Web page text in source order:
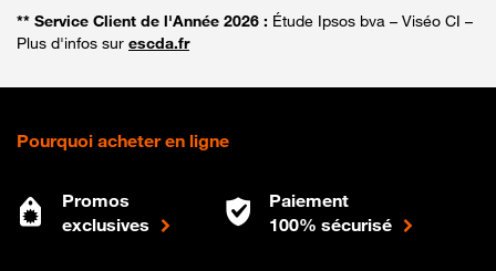
** Service Client de l'Année 2026 : Étude Ipsos bva – Viséo CI –
Plus d'infos sur escda.fr
Pourquoi acheter en ligne
Promos
exclusives
Paiement
100% sécurisé